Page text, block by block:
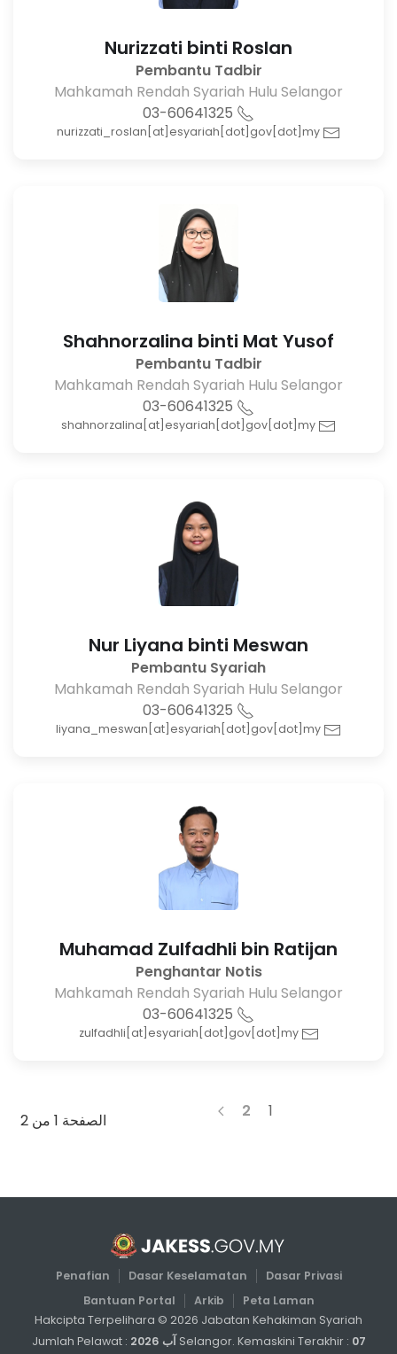
Nurizzati binti Roslan
Pembantu Tadbir
Mahkamah Rendah Syariah Hulu Selangor
Shahnorzalina binti Mat Yusof
Pembantu Tadbir
Mahkamah Rendah Syariah Hulu Selangor
Nur Liyana binti Meswan
Pembantu Syariah
Mahkamah Rendah Syariah Hulu Selangor
Muhamad Zulfadhli bin Ratijan
Penghantar Notis
Mahkamah Rendah Syariah Hulu Selangor
zulfadhli[at]esyariah[dot]gov[dot]my
الصفحة 1 من 2 1
2
Dasar Privasi
Dasar Keselamatan
Penafian
Peta Laman
Arkib
Bantuan Portal
Hakcipta Terpelihara © 2026 Jabatan Kehakiman Syariah
Selangor. Kemaskini Terakhir : 07 آب 2026